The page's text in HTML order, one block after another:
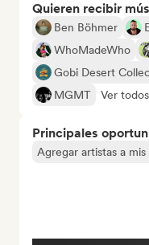
Quieren recibir
Ben Böhmer
WhoMadeWho
Gobi Desert
MGMT
Ver
Principales
Agregar artistas a